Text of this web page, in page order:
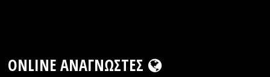
ONLINE ΑΝΑΓΝΏΣΤΕΣ